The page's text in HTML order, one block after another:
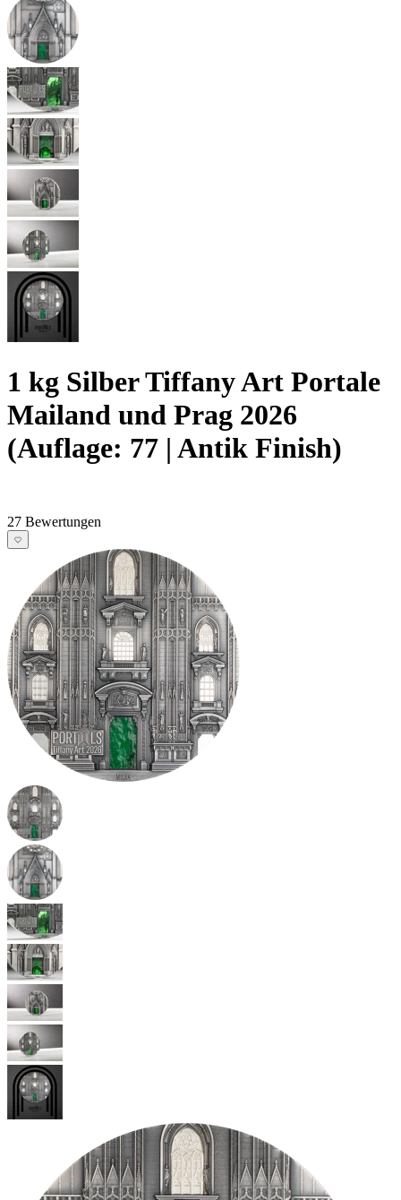
1 kg Silber Tiffany Art Portale
Mailand und Prag 2026
(Auflage: 77 | Antik Finish)
27 Bewertungen